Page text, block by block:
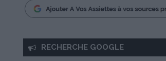
RECHERCHE GOOGLE